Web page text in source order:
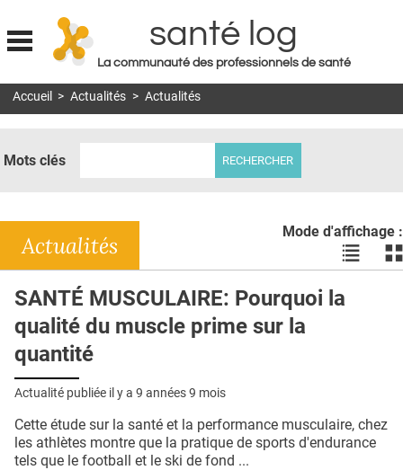
Jump to navigation
santé log
La communauté des professionnels de santé
MON COMPTE
DOSSIERS
RÉSEAUX
E-REVUE SAD
THÉMA
L'APP
PUBLICITÉ
Accueil > Actualités > Actualités
Mots clés
Mode d'affichage :
Voir
les
en
les
Actualités
SANTÉ MUSCULAIRE: Pourquoi la
qualité du muscle prime sur la
quantité
Actualité publiée il y a 9 années 9 mois
Cette étude sur la santé et la performance musculaire, chez
les athlètes montre que la pratique de sports d'endurance
tels que le football et le ski de fond ...